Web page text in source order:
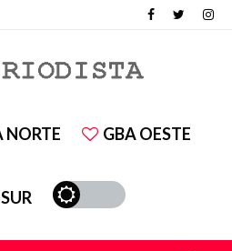
NORTE GBA OESTE